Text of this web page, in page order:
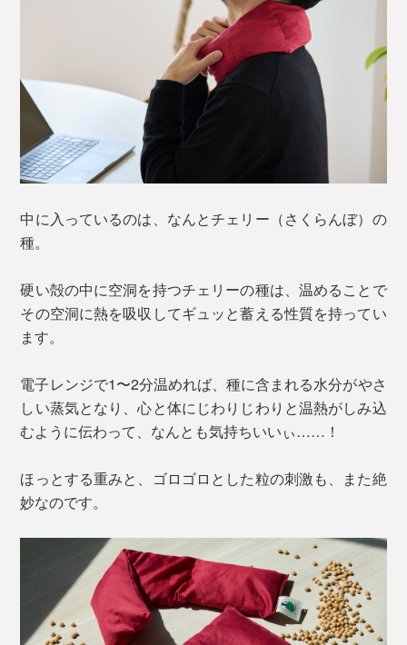
中に入っているのは、なんとチェリー（さくらんぼ）の
種。
硬い殻の中に空洞を持つチェリーの種は、温めることで
その空洞に熱を吸収してギュッと蓄える性質を持ってい
ます。
電子レンジで1〜2分温めれば、種に含まれる水分がやさ
しい蒸気となり、心と体にじわりじわりと温熱がしみ込
むように伝わって、なんとも気持ちいいぃ……！
ほっとする重みと、ゴロゴロとした粒の刺激も、また絶
妙なのです。